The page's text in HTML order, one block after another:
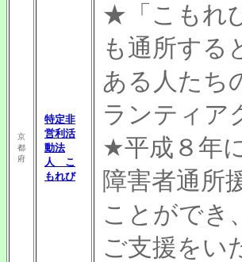
京
都
府
特定非
営利活
動法
人 こ
もれび
★「こもれ
も通所する
ある人たち
ランティア
★平成８年
障害者通所
ことができ
ご支援をい